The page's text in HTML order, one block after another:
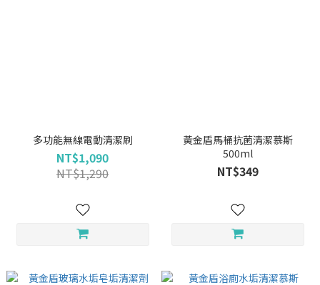
多功能無線電動清潔刷
NT$1,090
NT$1,290
黃金盾馬桶抗菌清潔慕斯
500ml
NT$349